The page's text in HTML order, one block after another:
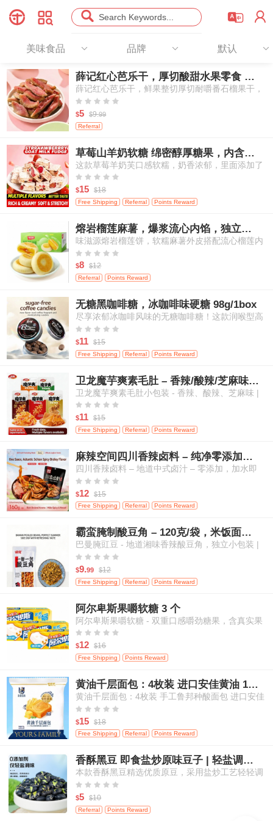
   Search Keywords... 
美味食品 品牌 默认
薛记红心芭乐干，厚切酸甜水果零食 78g
薛记红心芭乐干，鲜果整切厚切耐嚼番石榴果干，
天然酸甜办公室出行休闲果干零食
    
$5 $9.99
Referral
草莓山羊奶软糖 绵密醇厚糖果，内含冻干草莓，独立袋装 250g/包
这款草莓羊奶芙口感软糯，奶香浓郁，里面添加了
真实冻干草莓颗粒，每一口都能吃到草莓的酸甜果
香和羊奶的醇厚奶香，是一款适合大人和孩子分享
的休闲小零食。
    
$15 $18
Free Shipping Referral Points Reward
熔岩榴莲麻薯，爆浆流心内馅，独立小份装点心 250g/6枚
味滋源熔岩榴莲饼，软糯麻薯外皮搭配流心榴莲内
馅，传统亚洲风味点心，独立包装糕点，适合作为
早餐与下午茶小食
    
$8 $12
Referral Points Reward
无糖黑咖啡糖，冰咖啡味硬糖 98g/1box
尽享浓郁冰咖啡风味的无糖咖啡糖！这款润喉型高
级糖果带来醇厚咖啡香气，且不含添加糖，是随时
随地补充活力、清新口气的绝佳选择。
    
$11 $15
Free Shipping Referral Points Reward
卫龙魔芋爽素毛肚 – 香辣/酸辣/芝麻味，高纤维，20小包
卫龙魔芋爽素毛肚小包装 - 香辣、酸辣、芝麻味 |
高纤维、低热量 | 植物基“毛肚”口感 | 传统中式零
食（多口味混合，量贩装）- 20小包
    
$11 $15
Free Shipping Referral Points Reward
麻辣空间四川香辣卤料 – 纯净零添加，适用于肉类、蛋类及蔬菜
四川香辣卤料 – 地道中式卤汁 – 零添加，加水即
用，适合卤制肉类、鸡蛋和蔬菜
    
$12 $15
Free Shipping Referral Points Reward
霸蛮腌制酸豆角 – 120克/袋，米饭面条的绝佳搭档
巴曼腌豇豆 - 地道湘味香辣酸豆角，独立小包装 |
米饭、面条等百搭佐餐 120克/袋
    
$9.99 $12
Free Shipping Referral Points Reward
阿尔卑斯果嚼软糖 3 个
阿尔卑斯果嚼软糖 - 双重口感嚼劲糖果，含真实果
汁，白桃&芒果口味，3粒装
    
$12 $16
Free Shipping Points Reward
黄油千层面包：4枚装 进口安佳黄油 17小时鲁邦种发酵
黄油千层面包：4枚装 手工鲁邦种酸面包 进口安佳
黄油 17小时自然发酵
    
$15 $18
Free Shipping Referral Points Reward
香酥黑豆 即食盐炒原味豆子 | 轻盐调味 | 零添加剂 | 高蛋白健康休闲零食 | 200g
本款香酥黑豆精选优质原豆，采用盐炒工艺轻轻调
味，不添加任何人工添加剂，保留食材本真滋味。
每一颗黑豆酥脆可口，营养丰富，高蛋白、高纤
维，适合追求健康饮食的您。即开即食，轻松满足
日常嘴馋与营养补给需求，适合居家、办公、外出
    
$5 $10
Referral Points Reward